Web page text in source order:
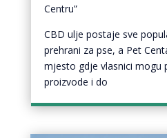
Centru”
CBD ulje postaje sve
prehrani za pse, a Pet
mjesto gdje vlasnici mogu
proizvode i do